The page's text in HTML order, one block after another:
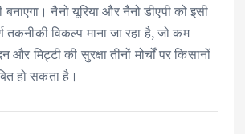
नैनो यूरिया और नैनो डीएपी को इसी
तकनीकी विकल्प माना जा रहा है, जो कम
और मिट्टी की सुरक्षा तीनों मोर्चों पर किसानों
हो सकता है।